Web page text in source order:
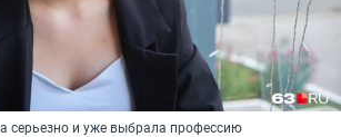
серьезно и уже выбрала профессию